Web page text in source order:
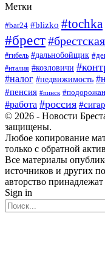
Метки
#bar24 #blizko #tochka
#брест
#гибель #дальнобойщик
#италия #козловичи
#налог #недвижимость
#пенсия #пинск
#работа #россия
© 2026 - Новости
защищены.
Любое копирование
только с обратной
Все материалы
источников и других
авторство
Sign in